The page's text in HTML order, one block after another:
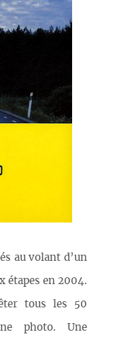
au volant d’un
étapes en 2004.
tous les 50
photo. Une